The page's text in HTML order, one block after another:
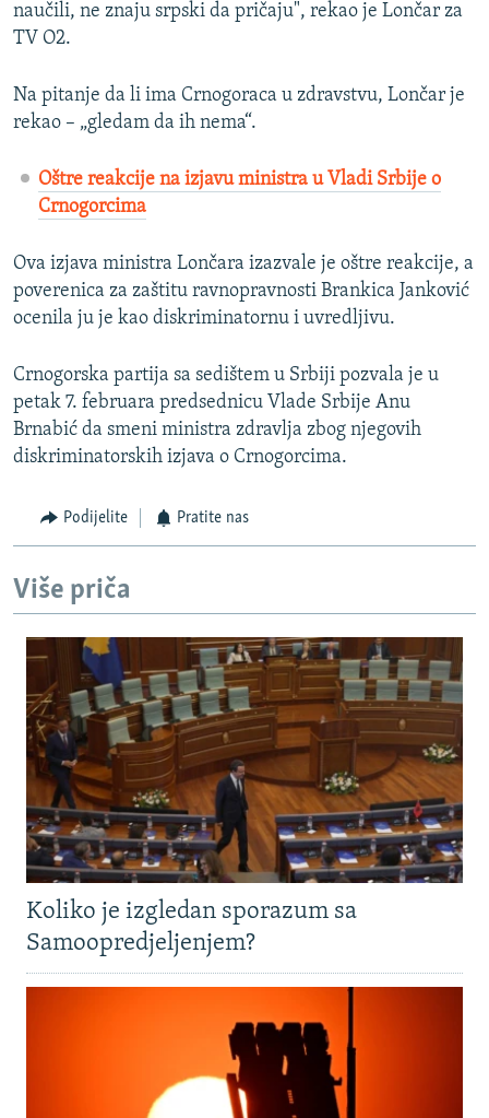
naučili, ne znaju srpski da pričaju", rekao je Lončar za
TV O2.
Na pitanje da li ima Crnogoraca u zdravstvu, Lončar je
rekao – „gledam da ih nema“.
Oštre reakcije na izjavu ministra u Vladi Srbije o
Crnogorcima
Ova izjava ministra Lončara izazvale je oštre reakcije, a
poverenica za zaštitu ravnopravnosti Brankica Janković
ocenila ju je kao diskriminatornu i uvredljivu.
Crnogorska partija sa sedištem u Srbiji pozvala je u
petak 7. februara predsednicu Vlade Srbije Anu
Brnabić da smeni ministra zdravlja zbog njegovih
diskriminatorskih izjava o Crnogorcima.
Podijelite Pratite nas
Više priča
Koliko je izgledan sporazum sa
Samoopredjeljenjem?